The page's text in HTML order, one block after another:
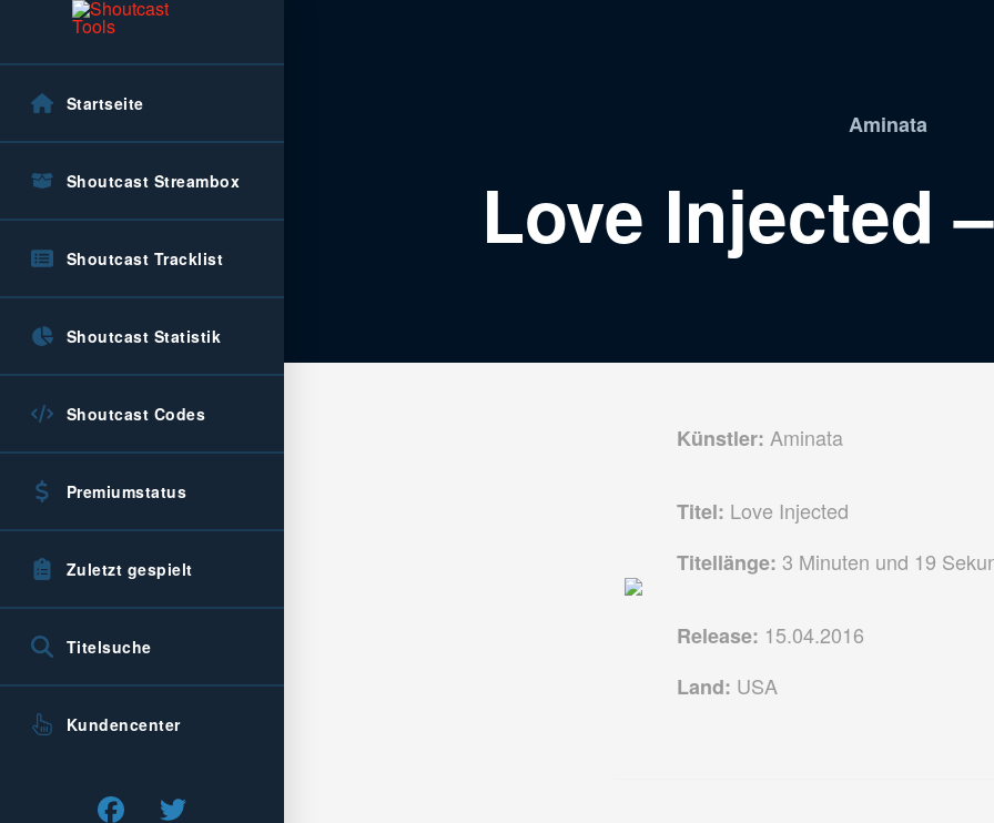
Startseite
Shoutcast Streambox
Shoutcast Tracklist
Shoutcast Statistik
Shoutcast Codes
Premiumstatus
Zuletzt gespielt
Titelsuche
Kundencenter
Aminata
Love Injected
Künstler: Aminata
Titel: Love Injected
Titellänge: 3 Minuten und 19
Release: 15.04.2016
Land: USA